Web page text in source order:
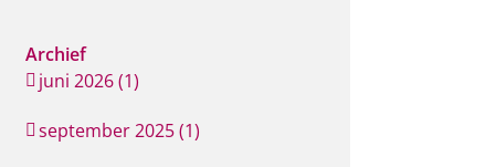
Archief
juni 2026 (1)
september 2025 (1)